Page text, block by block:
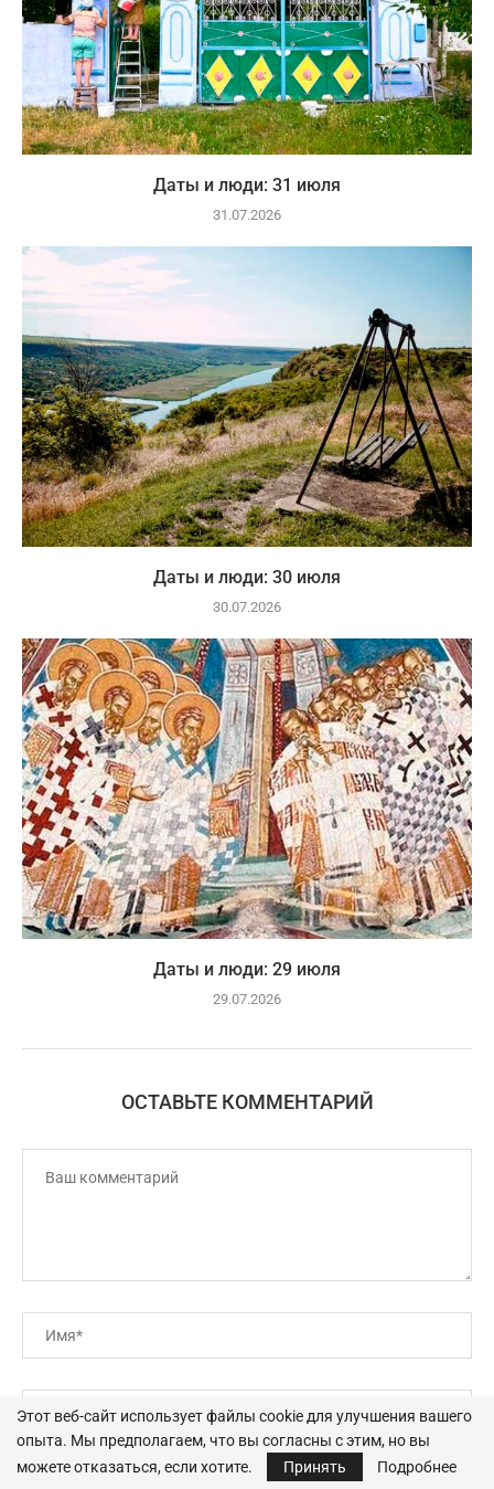
Даты и люди: 31 июля
31.07.2026
Даты и люди: 30 июля
30.07.2026
Даты и люди: 29 июля
29.07.2026
ОСТАВЬТЕ КОММЕНТАРИЙ
Сохраните мое имя, адрес электронной почты и
Этот веб-сайт использует файлы cookie для улучшения вашего
опыта. Мы предполагаем, что вы согласны с этим, но вы
можете отказаться, если хотите.
Принять Подробнее